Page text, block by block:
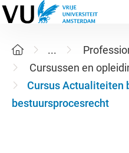
...
Cursussen en
Cursus Actualiteiten
bestuursprocesrecht